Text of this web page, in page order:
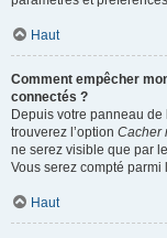
Haut
Comment empêcher
connectés ?
Depuis votre panneau de
trouverez l’option Cacher
ne serez visible que par
Vous serez compté
Haut